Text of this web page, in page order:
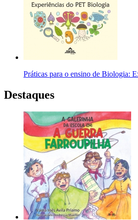
Práticas para o ensino de Biologia:
Destaques